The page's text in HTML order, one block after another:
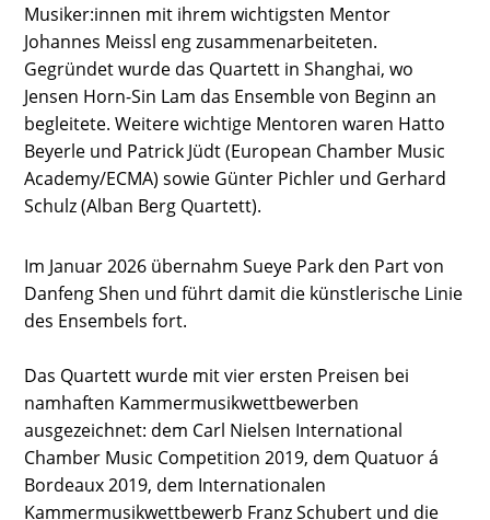
Musiker:innen mit ihrem wichtigsten Mentor
Johannes Meissl eng zusammenarbeiteten.
Gegründet wurde das Quartett in Shanghai, wo
Jensen Horn-Sin Lam das Ensemble von Beginn an
begleitete. Weitere wichtige Mentoren waren Hatto
Beyerle und Patrick Jüdt (European Chamber Music
Academy/ECMA) sowie Günter Pichler und Gerhard
Schulz (Alban Berg Quartett).
Im Januar 2026 übernahm Sueye Park den Part von
Danfeng Shen und führt damit die künstlerische Linie
des Ensembels fort.
Das Quartett wurde mit vier ersten Preisen bei
namhaften Kammermusikwettbewerben
ausgezeichnet: dem Carl Nielsen International
Chamber Music Competition 2019, dem Quatuor á
Bordeaux 2019, dem Internationalen
Kammermusikwettbewerb Franz Schubert und die